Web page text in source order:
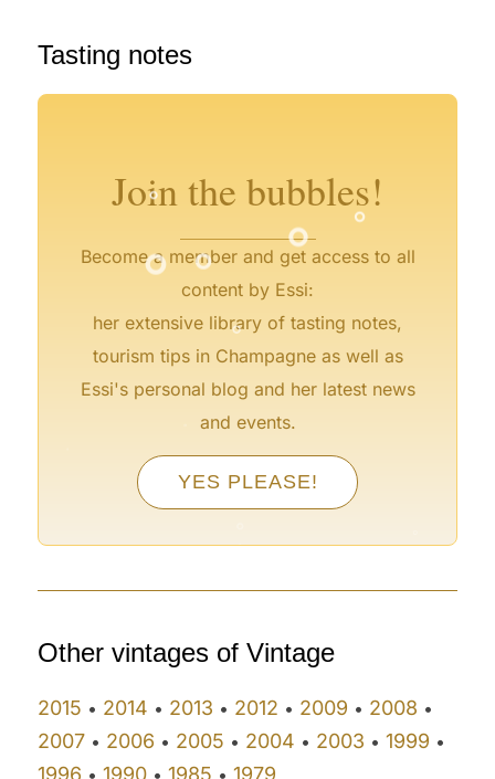
Tasting notes
Join the bubbles!
Become a member and get access to all
content by Essi:
her extensive library of tasting notes,
tourism tips in Champagne as well as
Essi's personal blog and her latest news
and events.
YES PLEASE!
°
°
°
°
°
°
°
°
°
Other vintages of Vintage
2015 • 2014 • 2013 • 2012 • 2009 • 2008 •
2007 • 2006 • 2005 • 2004 • 2003 •1999 •
1996 •1990 •1985 •1979